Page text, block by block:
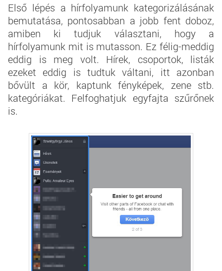
Első lépés a hírfolyamunk kategorizálásának
bemutatása, pontosabban a jobb fent doboz,
amiben ki tudjuk választani, hogy a
hírfolyamunk mit is mutasson. Ez félig-meddig
eddig is meg volt. Hírek, csoportok, listák
ezeket eddig is tudtuk váltani, itt azonban
bővült a kör, kaptunk fényképek, zene stb.
kategóriákat. Felfoghatjuk egyfajta szűrőnek
is.